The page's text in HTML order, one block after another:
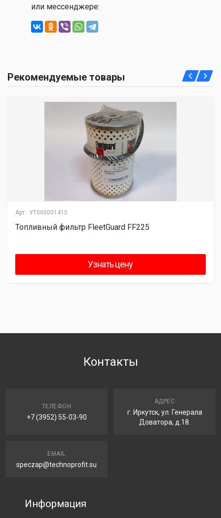
или мессенджере:
Рекомендуемые товары
Арт:. УТ000001415
Топливный фильтр FleetGuard FF225
Узнать цену
Контакты
ТЕЛЕФОН
+7 (3952) 55-03-90
АДРЕС
г. Иркутск, ул. Генерала
Доватора, д.18.
EMAIL
speczap@technoprofit.su
Информация